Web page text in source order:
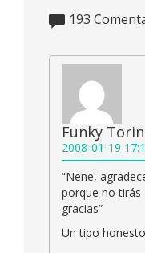
193
Funky
2008-01-19
“Nene,
porque no tirás
gracias”
Un tipo